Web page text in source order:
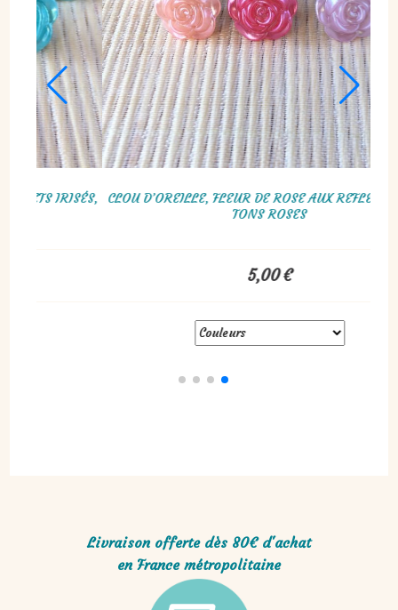
ROSE OUVERTE, BLEU, GRIS,CLOU D’OREILLE, FLEUR DE DAHLIA,
JAUNE, ROSE, VIOLET,
Livraison offerte dès 80€ d'achat
en France métropolitaine